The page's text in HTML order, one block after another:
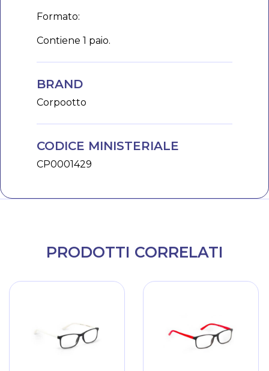
Formato:
Contiene 1 paio.
BRAND
Corpootto
CODICE MINISTERIALE
CP0001429
PRODOTTI CORRELATI